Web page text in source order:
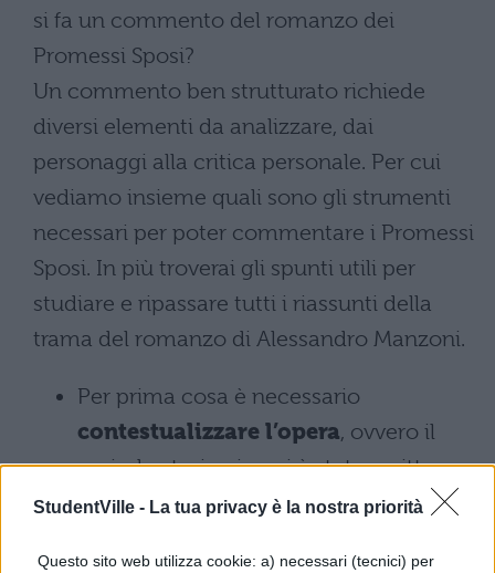
StudentVille - La tua privacy è la nostra priorità
Questo sito web utilizza cookie: a) necessari (tecnici) per
si fa un commento del romanzo dei
Promessi Sposi?
Un commento ben strutturato richiede
diversi elementi da analizzare, dai
personaggi alla critica personale. Per cui
vediamo insieme quali sono gli strumenti
necessari per poter commentare i Promessi
Sposi. In più troverai gli spunti utili per
studiare e ripassare tutti i riassunti della
trama del romanzo di Alessandro Manzoni.
Per prima cosa è necessario
contestualizzare l’opera, ovvero il
periodo storico in cui è stato scritto,
con una breve nota biografica